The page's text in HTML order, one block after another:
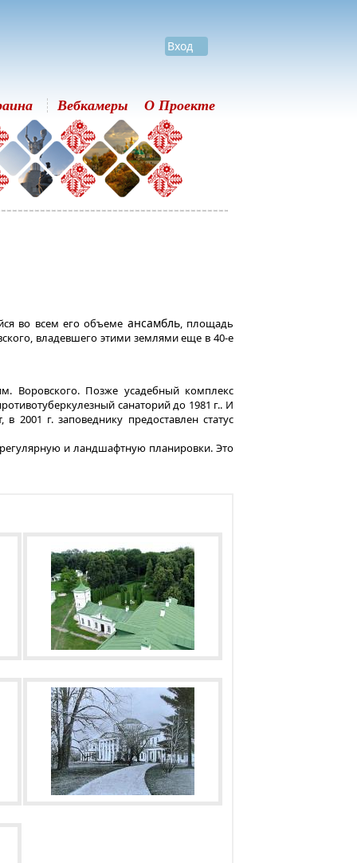
Вход
Вебкамеры О Проекте
во всем его объеме ансамбль, площадь
владевшего этими землями еще в 40-е
Воровского. Позже усадебный комплекс
санаторий до 1981 г.. И
2001 г. заповеднику предоставлен статус
и ландшафтную планировки. Это